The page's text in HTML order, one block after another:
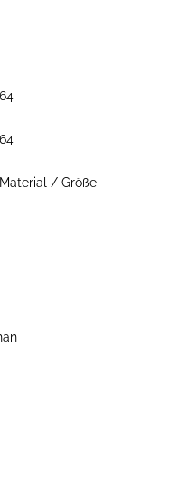
/ Größe